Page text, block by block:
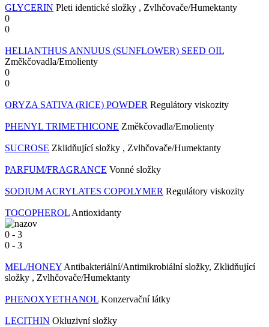
GLYCERIN Pleti identické složky , Zvlhčovače/Humektanty
0
0
HELIANTHUS ANNUUS (SUNFLOWER) SEED OIL
Změkčovadla/Emolienty
0
0
ORYZA SATIVA (RICE) POWDER Regulátory viskozity
PHENYL TRIMETHICONE Změkčovadla/Emolienty
SUCROSE Zklidňující složky , Zvlhčovače/Humektanty
PARFUM/FRAGRANCE Vonné složky
SODIUM ACRYLATES COPOLYMER Regulátory viskozity
TOCOPHEROL Antioxidanty
0 - 3
0 - 3
MEL/HONEY Antibakteriální/Antimikrobiální složky, Zklidňující
složky , Zvlhčovače/Humektanty
PHENOXYETHANOL Konzervační látky
LECITHIN Okluzivní složky